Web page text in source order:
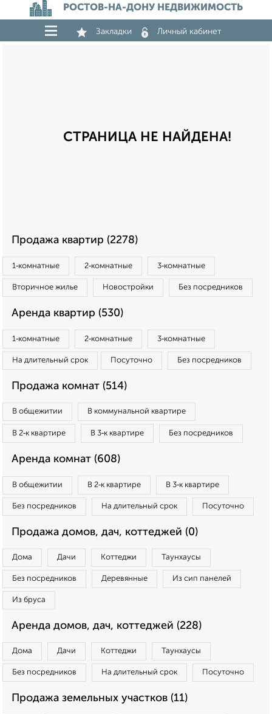
РОСТОВ-НА-ДОНУ НЕДВИЖИМОСТЬ
Закладки Личный кабинет
СТРАНИЦА НЕ НАЙДЕНА!
Продажа квартир (2278)
1‑комнатные 2‑комнатные 3‑комнатные
Вторичное жилье Новостройки Без посредников
Аренда квартир (530)
1‑комнатные 2‑комнатные 3‑комнатные
На длительный срок Посуточно Без посредников
Продажа комнат (514)
В общежитии В коммунальной квартире
В 2‑к квартире В 3‑к квартире Без посредников
Аренда комнат (608)
В общежитии В 2‑к квартире В 3‑к квартире
Без посредников На длительный срок Посуточно
Продажа домов, дач, коттеджей (0)
Дома Дачи Коттеджи Таунхаусы
Без посредников Деревянные Из сип панелей
Из бруса
Аренда домов, дач, коттеджей (228)
Дома Дачи Коттеджи Таунхаусы
Без посредников На длительный срок Посуточно
Продажа земельных участков (11)